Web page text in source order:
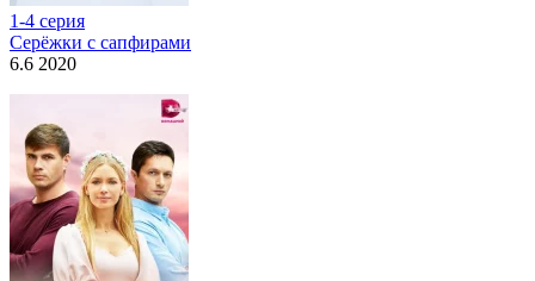
1-4 серия
Серёжки с сапфирами
6.6 2020